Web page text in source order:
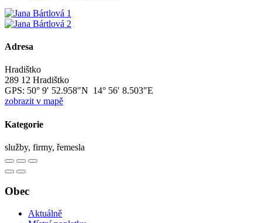
Adresa
Hradištko
289 12 Hradištko
GPS: 50° 9′ 52.958″N 14° 56′ 8.503″E
zobrazit v mapě
Kategorie
služby, firmy, řemesla
Obec
Aktuálně